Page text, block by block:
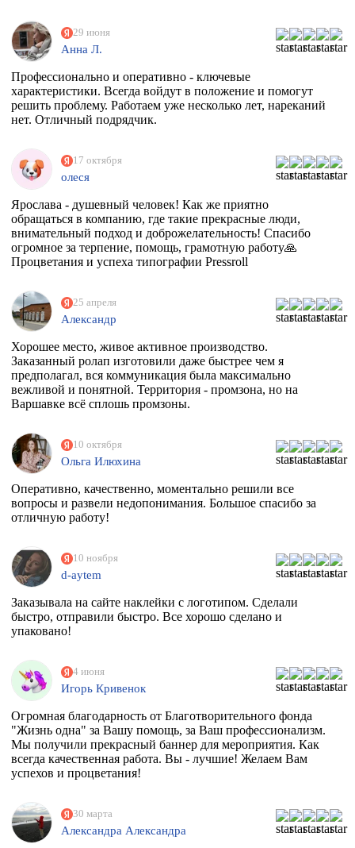
29 июня
Анна Л.
Профессионально и оперативно - ключевые
характеристики. Всегда войдут в положение и помогут
решить проблему. Работаем уже несколько лет, нареканий
нет. Отличный подрядчик.
17 октября
олеся
Ярослава - душевный человек! Как же приятно
обращаться в компанию, где такие прекрасные люди,
внимательный подход и доброжелательность! Спасибо
огромное за терпение, помощь, грамотную работу🙏
Процветания и успеха типографии Pressroll
25 апреля
Александр
Хорошее место, живое активное производство.
Заказанный ролап изготовили даже быстрее чем я
предполагал, вся коммуникация была максимально
вежливой и понятной. Территория - промзона, но на
Варшавке всё сплошь промзоны.
10 октября
Ольга Илюхина
Оперативно, качественно, моментально решили все
вопросы и развели недопонимания. Большое спасибо за
отличную работу!
10 ноября
d-aytem
Заказывала на сайте наклейки с логотипом. Сделали
быстро, отправили быстро. Все хорошо сделано и
упаковано!
4 июня
Игорь Кривенок
Огромная благодарность от Благотворительного фонда
"Жизнь одна" за Вашу помощь, за Ваш профессионализм.
Мы получили прекрасный баннер для мероприятия. Как
всегда качественная работа. Вы - лучшие! Желаем Вам
успехов и процветания!
30 марта
Александра Александра